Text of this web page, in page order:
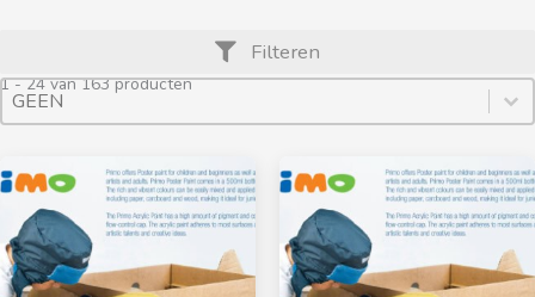
Filteren
1 - 24 van 163 producten
Product Archive Sort By
Sort content
Sort content